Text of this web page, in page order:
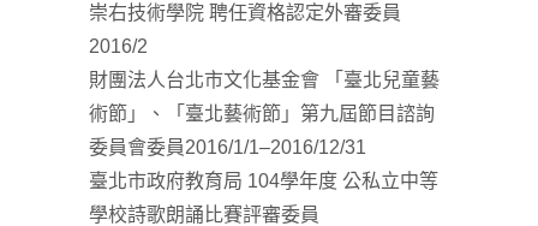
崇右技術學院 聘任資格認定外審委員
2016/2
財團法人台北市文化基金會 「臺北兒童藝
術節」、「臺北藝術節」第九屆節目諮詢
委員會委員2016/1/1–2016/12/31
臺北市政府教育局 104學年度 公私立中等
學校詩歌朗誦比賽評審委員